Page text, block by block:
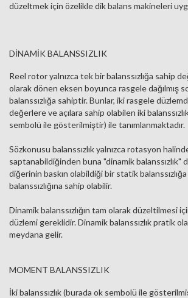
düzeltmek için özelikle dik balans makineleri
DİNAMİK BALANSSIZLIK
Reel rotor yalnızca tek bir balanssızlığa sahip
olarak dönen eksen boyunca rasgele dağılmış
balanssızlığa sahiptir. Bunlar, iki rasgele
değerlere ve açılara sahip olabilen iki
sembolü ile gösterilmiştir) ile tanımlanmaktadır.
Sözkonusu balanssızlık yalnızca rotasyon
saptanabildiğinden buna "dinamik balanssızlık"
diğerinin baskın olabildiği bir statik
balanssızlığına sahip olabilir.
Dinamik balanssızlığın tam olarak düzeltilmesi
düzlemi gereklidir. Dinamik balanssızlık pratik
meydana gelir.
MOMENT BALANSSIZLIK
İki balanssızlık (burada ok sembolü ile